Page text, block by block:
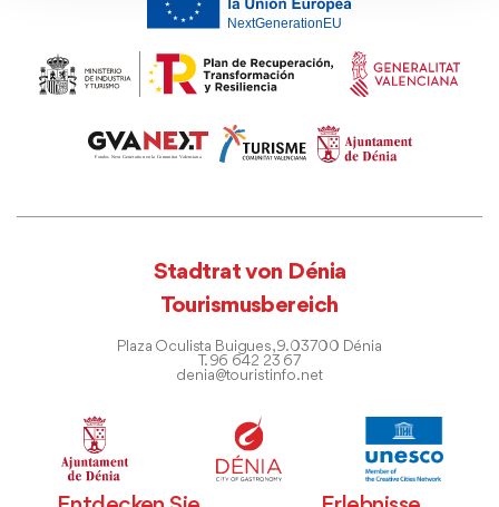
Stadtrat von Dénia
Tourismusbereich
Plaza Oculista Buigues, 9. 03700 Dénia
T. 96 642 23 67
denia@touristinfo.net